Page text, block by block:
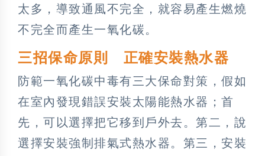
太多，導致通風不完全，就容易產生燃燒
不完全而產生一氧化碳。
三招保命原則 正確安裝熱水器
防範一氧化碳中毒有三大保命對策，假如
在室內發現錯誤安裝太陽能熱水器；首
先，可以選擇把它移到戶外去。第二，說
選擇安裝強制排氣式熱水器。第三，安裝